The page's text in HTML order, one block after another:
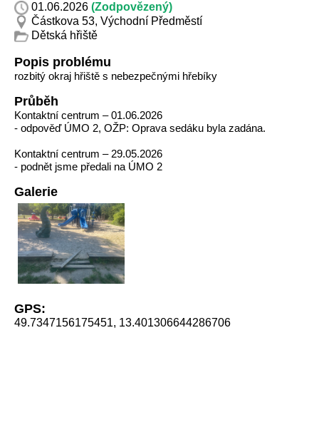
01.06.2026 (Zodpovězený)
Částkova 53, Východní Předměstí
Dětská hřiště
Popis problému
rozbitý okraj hřiště s nebezpečnými hřebíky
Průběh
Kontaktní centrum – 01.06.2026
- odpověď ÚMO 2, OŽP: Oprava sedáku byla zadána.
Kontaktní centrum – 29.05.2026
- podnět jsme předali na ÚMO 2
Galerie
GPS:
49.7347156175451, 13.401306644286706